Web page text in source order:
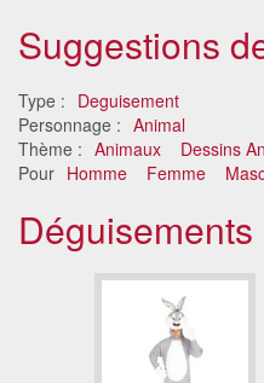
Suggestions
Type : Deguisement
Personnage : Animal
Thème : Animaux
Dessins
Pour Homme Femme